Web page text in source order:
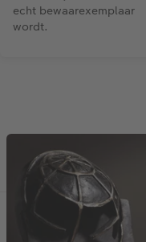
echt bewaarexemplaar
wordt.